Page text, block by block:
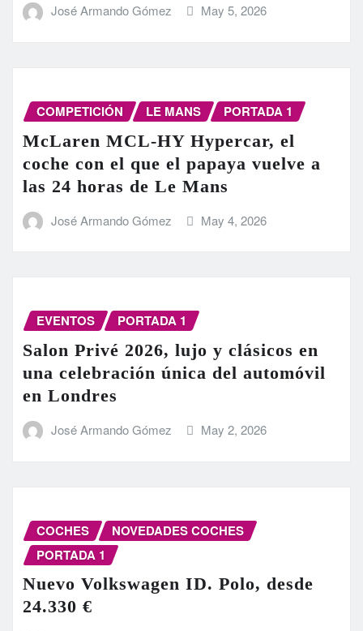
José Armando Gómez May 5, 2026
COMPETICIÓN LE MANS PORTADA 1
McLaren MCL-HY Hypercar, el
coche con el que el papaya vuelve a
las 24 horas de Le Mans
José Armando Gómez May 4, 2026
EVENTOS PORTADA 1
Salon Privé 2026, lujo y clásicos en
una celebración única del automóvil
en Londres
José Armando Gómez May 2, 2026
COCHES
NOVEDADES COCHES
PORTADA 1
Nuevo Volkswagen ID. Polo, desde
24.330 €